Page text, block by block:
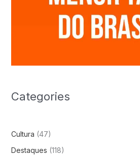
Categories
Cultura (47)
Destaques (118)